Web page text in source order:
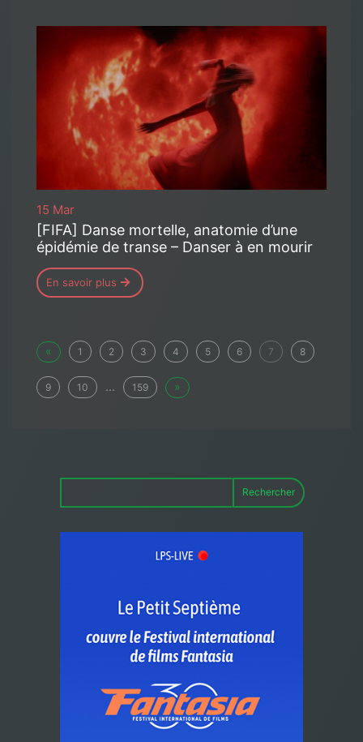
15 Mar
[FIFA] Danse mortelle, anatomie d’une
épidémie de transe – Danser à en mourir
En savoir plus
« 1 2 3 4 5 6 7 8
9 10 ... 159 »
Rechercher